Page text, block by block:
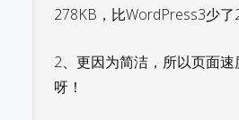
278KB，比WordPress3少了
2、更因为简洁，所以页面
呀！